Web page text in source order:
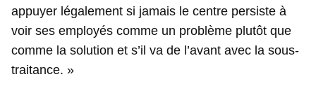
appuyer légalement si jamais le centre persiste à
voir ses employés comme un problème plutôt que
comme la solution et s’il va de l’avant avec la sous-
traitance. »